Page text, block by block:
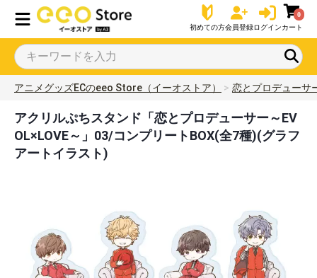
初めての方会員登録ログイン
0
カート
アニメグッズECのeeo Store（イーオストア） 恋とプロデューサ
アクリルぷちスタンド「恋とプロデューサー～EV
OL×LOVE～」03/コンプリートBOX(全7種)(グラフ
アートイラスト)